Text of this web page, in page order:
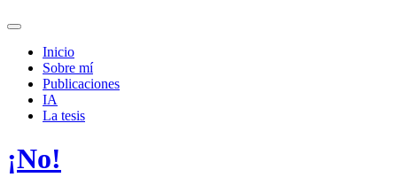
Alternar
campo
búsqueda
Inicio
Sobre mí­
Publicaciones
IA
La tesis
¡No!